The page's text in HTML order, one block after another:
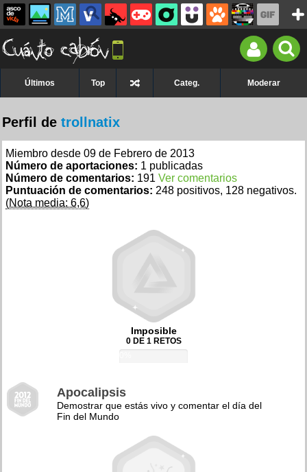
Últimos Top Categ. Moderar
Perfil de trollnatix
Miembro desde 09 de Febrero de 2013
Número de aportaciones: 1 publicadas
Número de comentarios: 191 Ver comentarios
Puntuación de comentarios: 248 positivos, 128 negativos.
(Nota media: 6,6)
Imposible
0 DE 1 RETOS
Apocalipsis
Demostrar que estás vivo y comentar el día del
Fin del Mundo